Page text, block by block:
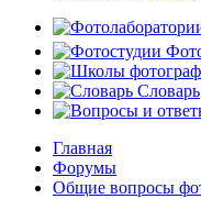
Словарь
Главная
Форумы
Общие вопросы